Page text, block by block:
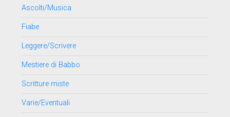
Ascolti/Musica
Fiabe
Leggere/Scrivere
Mestiere di Babbo
Scritture miste
Varie/Eventuali